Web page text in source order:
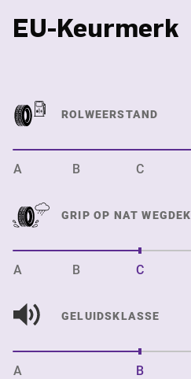
EU-Keurmerk
ROLWEERSTAND
A B C
GRIP OP NAT WEGDEK
A B C
GELUIDSKLASSE
A B